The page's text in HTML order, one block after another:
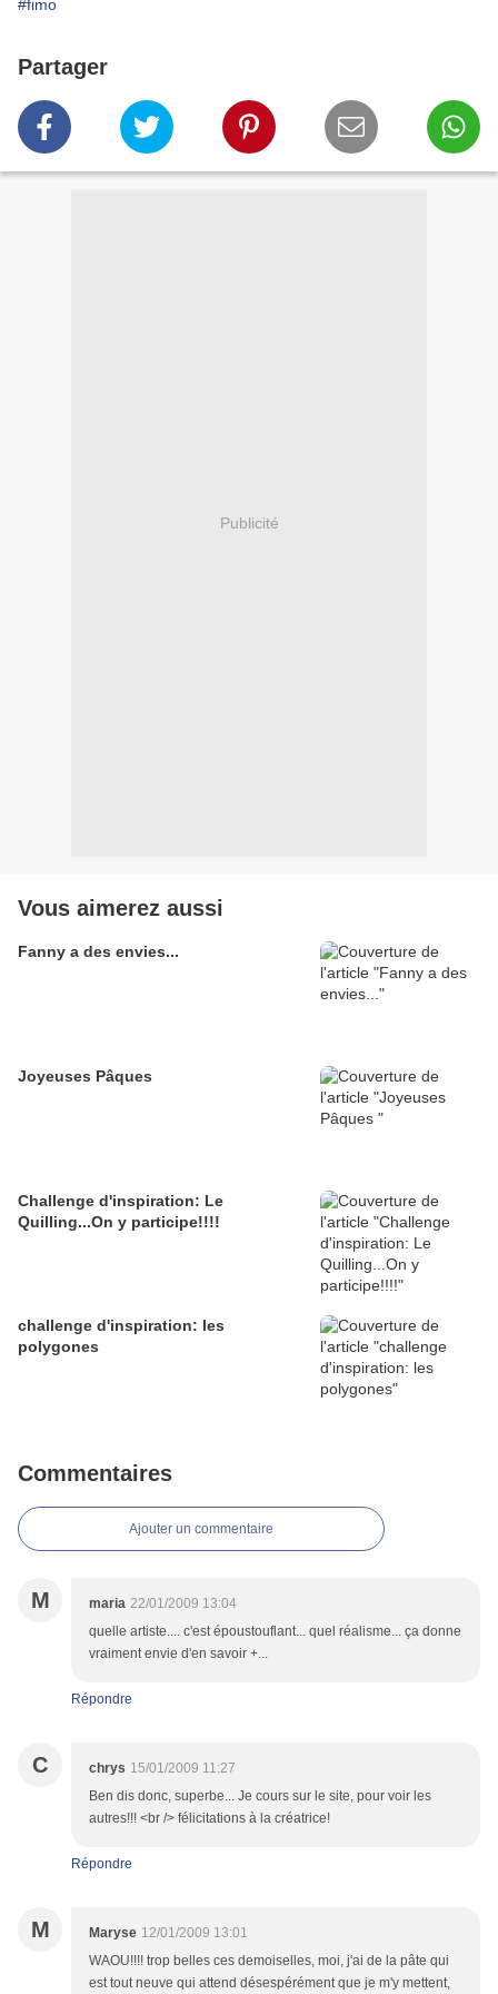
#fimo
Partager
Publicité
Vous aimerez aussi
Fanny a des envies...
Joyeuses Pâques
Challenge d'inspiration: Le
Quilling...On y participe!!!!
challenge d'inspiration: les
polygones
Commentaires
Ajouter un commentaire
M maria 22/01/2009 13:04
quelle artiste.... c'est époustouflant... quel réalisme... ça donne
vraiment envie d'en savoir +...
Répondre
C chrys 15/01/2009 11:27
Ben dis donc, superbe... Je cours sur le site, pour voir les
autres!!! <br /> félicitations à la créatrice!
Répondre
M Maryse 12/01/2009 13:01
WAOU!!!! trop belles ces demoiselles, moi, j'ai de la pâte qui
est tout neuve qui attend désespérément que je m'y mettent,